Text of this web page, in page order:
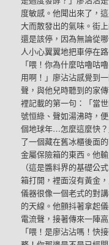
度敏感。他聞出來了，
大而散發出的氣味。街
還是該停，因為無論從
人小心翼翼地把車停在
「喂！你為什麼咕嚕咕
用啊！」廖沾沾感覺到
聲，與他兒時聽到的家
裡記載的第一句：「當
號恒綠、聲如湯沸時，
個地球年…怎麼這麼快
了一個藏在舊冰櫃後面
金屬保險箱的東西。他
（這是醬料界的基礎公
箱打開，裡面沒有黃金
儀器很像一個老式的對
的天線。他顫抖著拿起
電流聲，接著傳來一陣
「喂！是廖沾沾嗎！快